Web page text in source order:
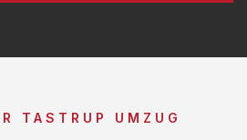
TASTRUP UMZUG